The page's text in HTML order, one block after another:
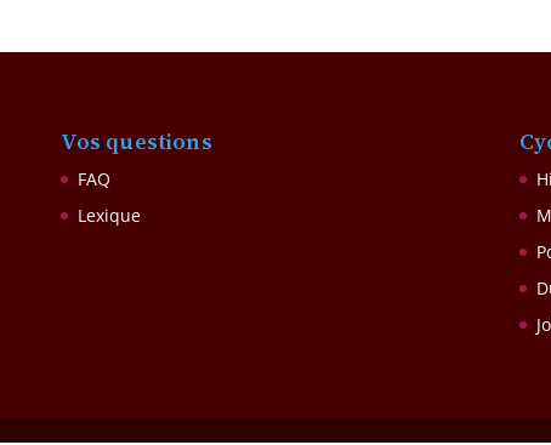
Vos questions
FAQ
Lexique